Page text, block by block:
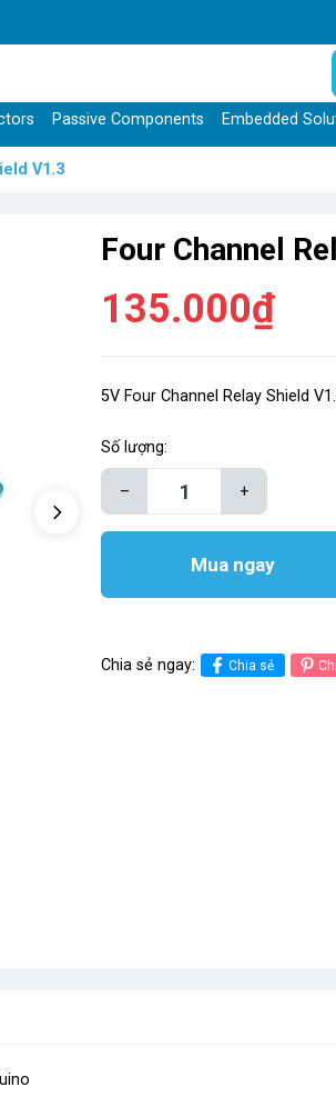
Passive Components Embedded
V1.3
Four Channel
135.000₫
5V Four Channel Relay Shield
Số lượng:
– +
Mua ngay
Chia sẻ ngay: Chia sẻ